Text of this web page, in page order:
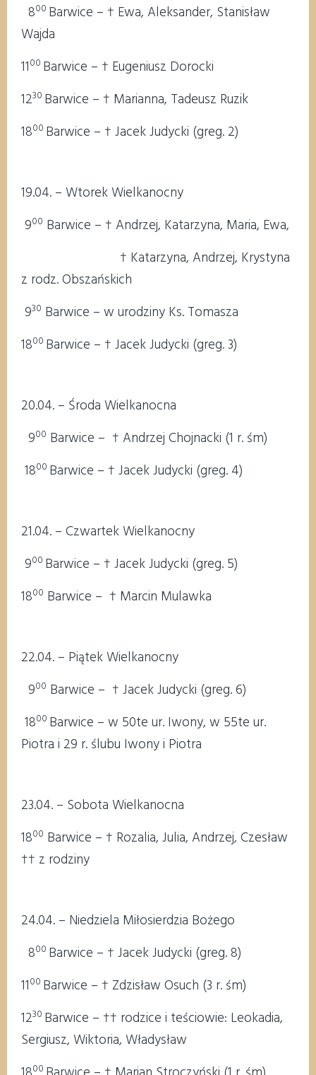
800 Barwice – † Ewa, Aleksander, Stanisław
Wajda
1100 Barwice – † Eugeniusz Dorocki
1230 Barwice – † Marianna, Tadeusz Ruzik
1800 Barwice – † Jacek Judycki (greg. 2)
19.04. – Wtorek Wielkanocny
900 Barwice – † Andrzej, Katarzyna, Maria, Ewa,
† Katarzyna, Andrzej, Krystyna
z rodz. Obszańskich
930 Barwice – w urodziny Ks. Tomasza
1800 Barwice – † Jacek Judycki (greg. 3)
20.04. – Środa Wielkanocna
900 Barwice – † Andrzej Chojnacki (1 r. śm)
1800 Barwice – † Jacek Judycki (greg. 4)
21.04. – Czwartek Wielkanocny
900 Barwice – † Jacek Judycki (greg. 5)
1800 Barwice – † Marcin Mulawka
22.04. – Piątek Wielkanocny
900 Barwice – † Jacek Judycki (greg. 6)
1800 Barwice – w 50te ur. Iwony, w 55te ur.
Piotra i 29 r. ślubu Iwony i Piotra
23.04. – Sobota Wielkanocna
1800 Barwice – † Rozalia, Julia, Andrzej, Czesław
†† z rodziny
24.04. – Niedziela Miłosierdzia Bożego
800 Barwice – † Jacek Judycki (greg. 8)
1100 Barwice – † Zdzisław Osuch (3 r. śm)
1230 Barwice – †† rodzice i teściowie: Leokadia,
Sergiusz, Wiktoria, Władysław
00